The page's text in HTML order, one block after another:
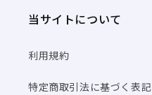
当サイトについて
利用規約
特定商取引法に基づく表記